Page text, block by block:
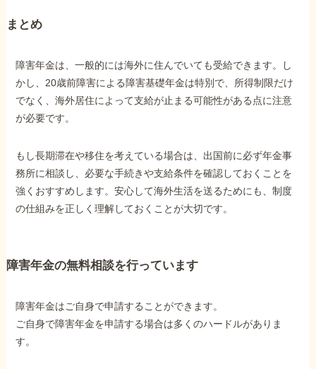
まとめ
障害年金は、一般的には海外に住んでいても受給できます。し
かし、20歳前障害による障害基礎年金は特別で、所得制限だけ
でなく、海外居住によって支給が止まる可能性がある点に注意
が必要です。
もし長期滞在や移住を考えている場合は、出国前に必ず年金事
務所に相談し、必要な手続きや支給条件を確認しておくことを
強くおすすめします。安心して海外生活を送るためにも、制度
の仕組みを正しく理解しておくことが大切です。
障害年金の無料相談を行っています
障害年金はご自身で申請することができます。
ご自身で障害年金を申請する場合は多くのハードルがありま
す。